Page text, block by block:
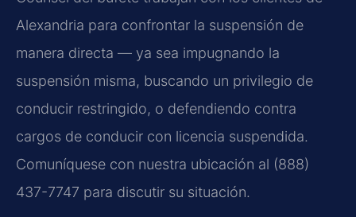
Alexandria para confrontar la suspensión de
manera directa — ya sea impugnando la
suspensión misma, buscando un privilegio de
conducir restringido, o defendiendo contra
cargos de conducir con licencia suspendida.
Comuníquese con nuestra ubicación al (888)
437-7747 para discutir su situación.